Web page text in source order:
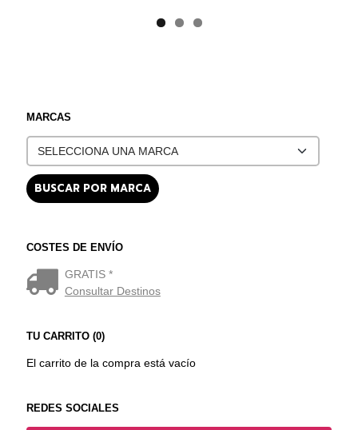
MARCAS
COSTES DE ENVÍO
GRATIS *
Consultar Destinos
TU CARRITO (0)
El carrito de la compra está vacío
REDES SOCIALES